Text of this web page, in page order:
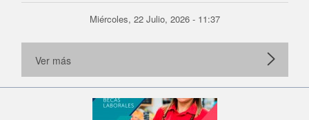
Miércoles, 22 Julio, 2026 - 11:37
Ver más